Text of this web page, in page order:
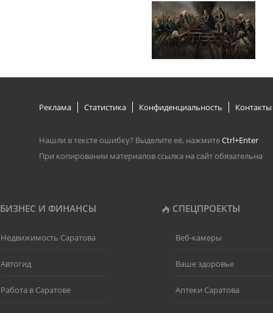
Реклама Статистика Конфиденциальность Контакты
Нашли в тексте ошибку? Выделите её, нажмитеCtrl+Enter
При копировании материалов ссылка на сайт обязательна
БИЗНЕС И ФИНАНСЫ СПЕЦПРОЕКТЫ
Недвижимость Саратова
Автогид
Работа в Саратове
Веб-камеры
Ваше здоровье
Аптеки Саратова